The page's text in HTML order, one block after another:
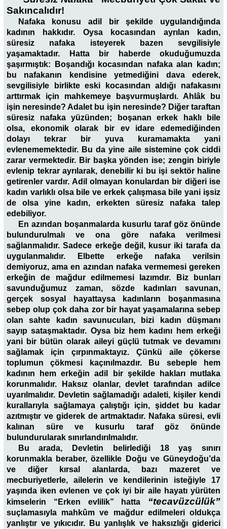
Sakıncalıdır!
Nafaka konusu adil bir şekilde uygulandığında
kadının hakkıdır. Oysa kocasından ayrılan kadın,
süresiz nafaka isteyerek bazen sevgilisiyle
yaşamaktadır. Hatta bir haberde okuduğumuzda
şaşırmıştık: Boşandığı kocasından nafaka alan kadın;
bu nafakanın kendisine yetmediğini dava ederek,
sevgilisiyle birlikte eski kocasından aldığı nafakasını
arttırmak için mahkemeye başvurmuşlardı. Ahlâk bu
işin neresinde? Adalet bu işin neresinde? Diğer taraftan
süresiz nafaka yüzünden; boşanan erkek haklı bile
olsa, ekonomik olarak bir ev idare edemediğinden
dolayı tekrar bir yuva kuramamakta yani
evlenememektedir. Bu da yine aile sistemine çok ciddi
zarar vermektedir. Bir başka yönden ise; zengin biriyle
evlenip tekrar ayrılarak, denebilir ki bu işi sektör haline
getirenler vardır. Adil olmayan konulardan bir diğeri ise
kadın varlıklı olsa bile ve erkek çalışmasa bile yani işsiz
de olsa yine kadın, erkekten süresiz nafaka talep
edebiliyor.
En azından boşanmalarda kusurlu taraf göz önünde
bulundurulmalı ve ona göre nafaka verilmesi
sağlanmalıdır. Sadece erkeğe değil, kusur iki tarafa da
uygulanmalıdır. Elbette erkeğe nafaka verilsin
demiyoruz, ama en azından nafaka vermemesi gereken
erkeğin de mağdur edilmemesi lazımdır. Biz bunları
savunduğumuz zaman, sözde kadınları savunan,
gerçek sosyal hayattaysa kadınların boşanmasına
sebep olup çok daha zor bir hayat yaşamalarına sebep
olan sahte kadın savunucuları, bizi kadın düşmanı
sayıp sataşmaktadır. Oysa biz hem kadını hem erkeği
yani bir bütün olarak aileyi güçlü tutmak ve devamını
sağlamak için çırpınmaktayız. Çünkü aile çökerse
toplumun çökmesi kaçınılmazdır. Bu sebeple hem
kadının hem erkeğin adil bir şekilde hakları mutlaka
korunmalıdır. Haksız olanlar, devlet tarafından adilce
uyarılmalıdır. Devletin sağlamadığı adaleti, kişiler kendi
kurallarıyla sağlamaya çalıştığı için, şiddet bu kadar
azıtmıştır ve giderek de artmaktadır. Nafaka süresi, evli
kalınan süre ve kusurlu taraf göz önünde
bulundurularak sınırlandırılmalıdır.
Bu arada, Devletin belirlediği 18 yaş sınırı
korunmakla beraber, özellikle Doğu ve Güneydoğu’da
ve diğer kırsal alanlarda, bazı mazeret ve
mecburiyetlerle, ailelerin ve kendilerinin isteğiyle 17
yaşında iken evlenen ve çok iyi bir aile hayatı yürüten
kimselerin “Erken evlilik” hatta “tecavüzcülük”
suçlamasıyla mahkûm ve mağdur edilmeleri oldukça
yanlıştır ve yıkıcıdır. Bu yanlışlık ve haksızlığı giderici